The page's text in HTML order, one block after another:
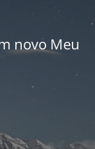
novo Meu